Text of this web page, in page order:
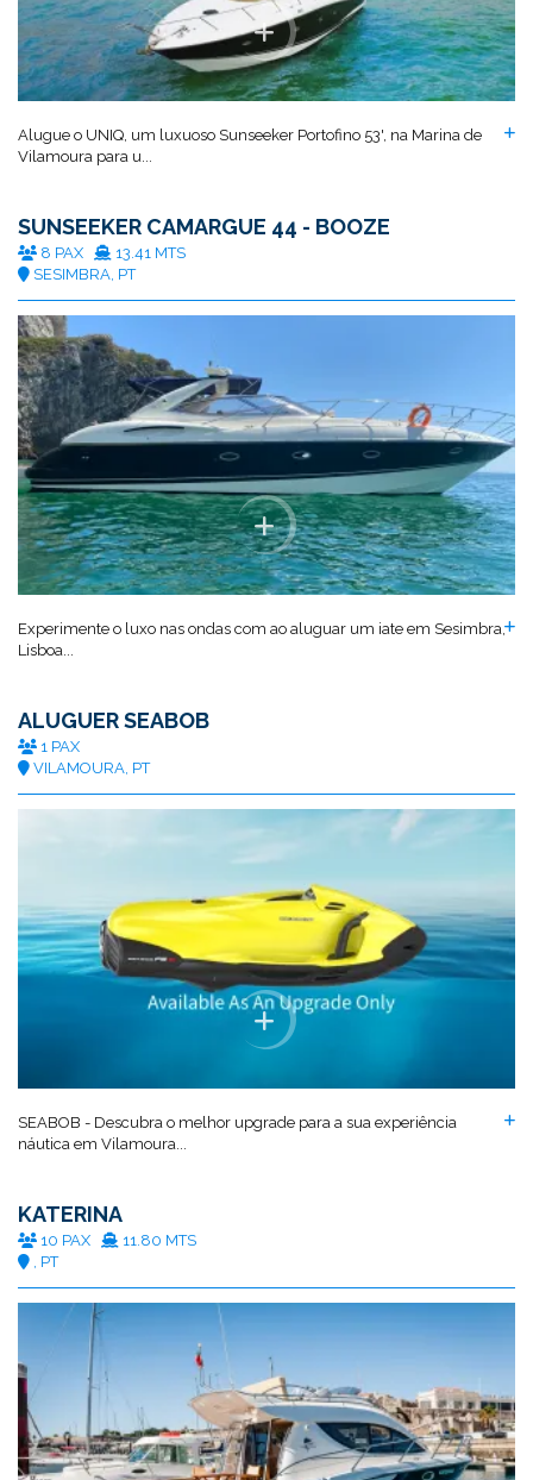
Alugue o UNIQ, um luxuoso Sunseeker Portofino 53', na Marina de
Vilamoura para u...
SUNSEEKER CAMARGUE 44 - BOOZE
8 PAX
13.41 MTS
SESIMBRA, PT
Experimente o luxo nas ondas com ao aluguar um iate em Sesimbra,
Lisboa...
ALUGUER SEABOB
1 PAX
VILAMOURA, PT
SEABOB - Descubra o melhor upgrade para a sua experiência
náutica em Vilamoura...
KATERINA
10 PAX
11.80 MTS
, PT